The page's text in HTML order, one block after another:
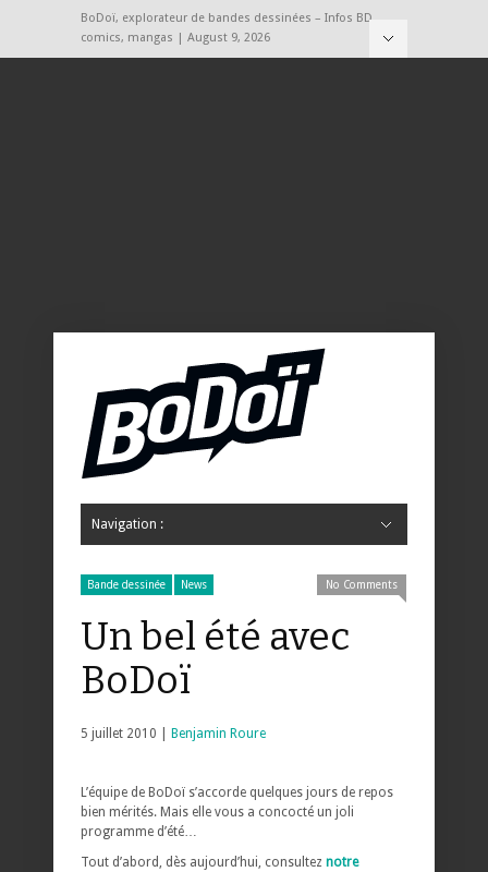
BoDoï, explorateur de bandes dessinées – Infos BD,
comics, mangas | August 9, 2026
Navigation :
Bande dessinée News No Comments
Un bel été avec
BoDoï
5 juillet 2010 | Benjamin Roure
L’équipe de BoDoï s’accorde quelques jours de repos
bien mérités. Mais elle vous a concocté un joli
programme d’été…
Tout d’abord, dès aujourd’hui, consultez notre